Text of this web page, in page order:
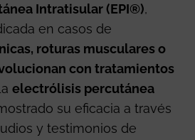
Intratisular (EPI®),
en casos de
roturas musculares o
con tratamientos
electrólisis percutánea
su eficacia a través
y testimonios de